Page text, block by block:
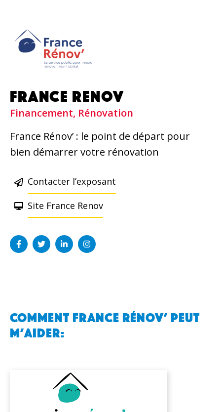
FRANCE RENOV
Financement, Rénovation
France Rénov’ : le point de départ pour
bien démarrer votre rénovation
Contacter l’exposant
Site France Renov
Comment France Rénov’ peut
m’aider: